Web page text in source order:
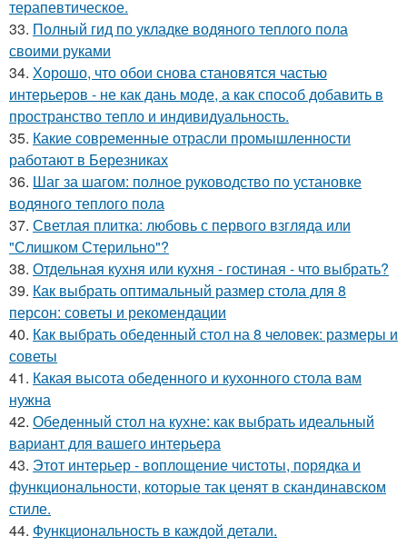
терапевтическое.
33. Полный гид по укладке водяного теплого пола
своими руками
34. Хорошо, что обои снова становятся частью
интерьеров - не как дань моде, а как способ добавить в
пространство тепло и индивидуальность.
35. Какие современные отрасли промышленности
работают в Березниках
36. Шаг за шагом: полное руководство по установке
водяного теплого пола
37. Светлая плитка: любовь с первого взгляда или
"Слишком Стерильно"?
38. Отдельная кухня или кухня - гостиная - что выбрать?
39. Как выбрать оптимальный размер стола для 8
персон: советы и рекомендации
40. Как выбрать обеденный стол на 8 человек: размеры и
советы
41. Какая высота обеденного и кухонного стола вам
нужна
42. Обеденный стол на кухне: как выбрать идеальный
вариант для вашего интерьера
43. Этот интерьер - воплощение чистоты, порядка и
функциональности, которые так ценят в скандинавском
стиле.
44. Функциональность в каждой детали.